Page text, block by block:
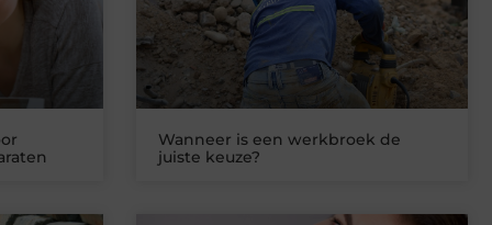
Wanneer is een werkbroek de
juiste keuze?